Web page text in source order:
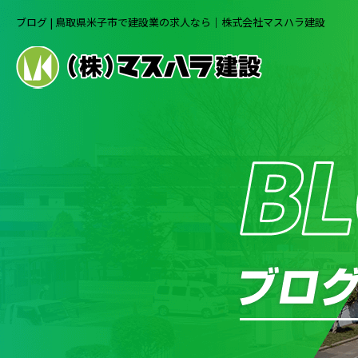
ブログ | 鳥取県米子市で建設業の求人なら｜株式会社マスハラ建設